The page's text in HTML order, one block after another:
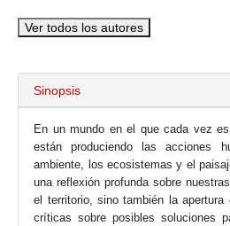
Ver todos los autores
Sinopsis
En un mundo en el que cada vez
están produciendo las acciones
ambiente, los ecosistemas y el
una reflexión profunda sobre
el territorio, sino también la
críticas sobre posibles soluciones